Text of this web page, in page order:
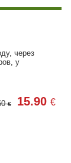
через
у
€ 15.90€